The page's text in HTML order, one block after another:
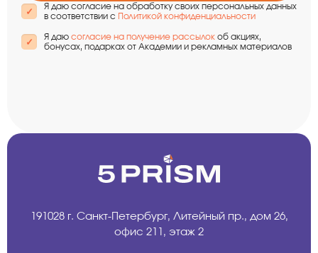
Я даю согласие на обработку своих персональных данных
в соответствии с Политикой конфиденциальности
Я даю согласие на получение рассылок об акциях,
бонусах, подарках от Академии и рекламных материалов
191028 г. Санкт-Петербург, Литейный пр., дом 26,
офис 211, этаж 2